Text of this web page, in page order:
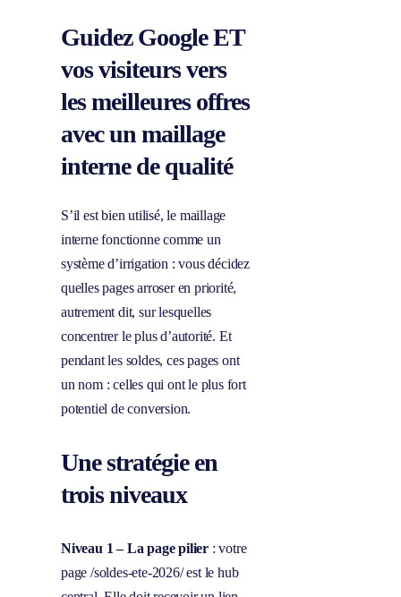
Guidez Google ET
vos visiteurs vers
les meilleures offres
avec un maillage
interne de qualité
S’il est bien utilisé, le maillage
interne fonctionne comme un
système d’irrigation : vous décidez
quelles pages arroser en priorité,
autrement dit, sur lesquelles
concentrer le plus d’autorité. Et
pendant les soldes, ces pages ont
un nom : celles qui ont le plus fort
potentiel de conversion.
Une stratégie en
trois niveaux
Niveau 1 – La page pilier: votre
page /soldes-ete-2026/ est le hub